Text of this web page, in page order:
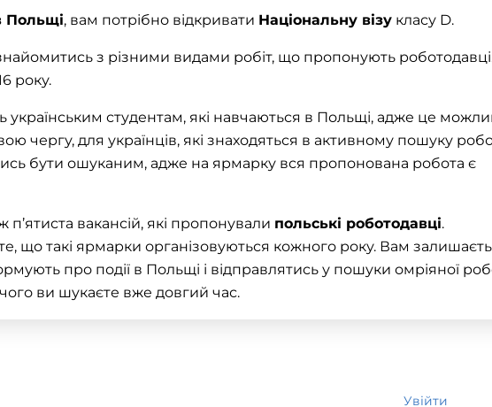
Польщі, вам потрібно відкривати Національну візукласу D.
з різними видами робіт, що пропонують роботодавці
року.
студентам, які навчаються в Польщі, адже це
чергу, для українців, які знаходяться в активному пошуку
бути ошуканим, адже на ярмарку вся пропонована робота є
вакансій, які пропонували польські роботодавці.
що такі ярмарки організовуються кожного року. Вам
про події в Польщі і відправлятись у пошуки омріяної
ви шукаєте вже довгий час.
Увійти